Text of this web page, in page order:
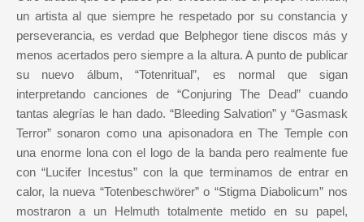
un artista al que siempre he respetado por su constancia y
perseverancia, es verdad que Belphegor tiene discos más y
menos acertados pero siempre a la altura. A punto de publicar
su nuevo álbum, “Totenritual”, es normal que sigan
interpretando canciones de “Conjuring The Dead” cuando
tantas alegrías le han dado. “Bleeding Salvation” y “Gasmask
Terror” sonaron como una apisonadora en The Temple con
una enorme lona con el logo de la banda pero realmente fue
con “Lucifer Incestus” con la que terminamos de entrar en
calor, la nueva “Totenbeschwörer” o “Stigma Diabolicum” nos
mostraron a un Helmuth totalmente metido en su papel,